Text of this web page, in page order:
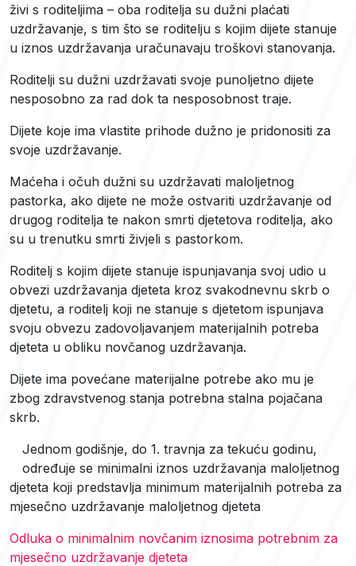
živi s roditeljima – oba roditelja su dužni plaćati
uzdržavanje, s tim što se roditelju s kojim dijete stanuje
u iznos uzdržavanja uračunavaju troškovi stanovanja.
Roditelji su dužni uzdržavati svoje punoljetno dijete
nesposobno za rad dok ta nesposobnost traje.
Dijete koje ima vlastite prihode dužno je pridonositi za
svoje uzdržavanje.
Maćeha i očuh dužni su uzdržavati maloljetnog
pastorka, ako dijete ne može ostvariti uzdržavanje od
drugog roditelja te nakon smrti djetetova roditelja, ako
su u trenutku smrti živjeli s pastorkom.
Roditelj s kojim dijete stanuje ispunjavanja svoj udio u
obvezi uzdržavanja djeteta kroz svakodnevnu skrb o
djetetu, a roditelj koji ne stanuje s djetetom ispunjava
svoju obvezu zadovoljavanjem materijalnih potreba
djeteta u obliku novčanog uzdržavanja.
Dijete ima povećane materijalne potrebe ako mu je
zbog zdravstvenog stanja potrebna stalna pojačana
skrb.
Jednom godišnje, do 1. travnja za tekuću godinu,
određuje se minimalni iznos uzdržavanja maloljetnog
djeteta koji predstavlja minimum materijalnih potreba za
mjesečno uzdržavanje maloljetnog djeteta
Odluka o minimalnim novčanim iznosima potrebnim za
mjesečno uzdržavanje djeteta